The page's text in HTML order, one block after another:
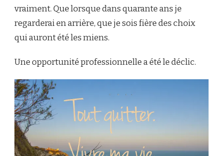
vraiment. Que lorsque dans quarante ans je
regarderai en arrière, ​que ​je sois fière des choix
qui auront été les miens.
Une opportunité professionnelle a été le déclic.